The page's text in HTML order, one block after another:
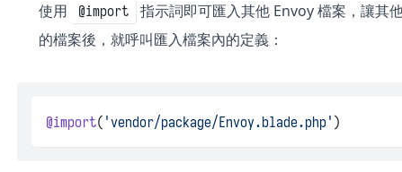
使用 @import
指示詞即可匯入其他 Envoy 檔案，讓其
的檔案後，就呼叫匯入檔案內的定義：
@import( 'vendor/package/Envoy.blade.php' )